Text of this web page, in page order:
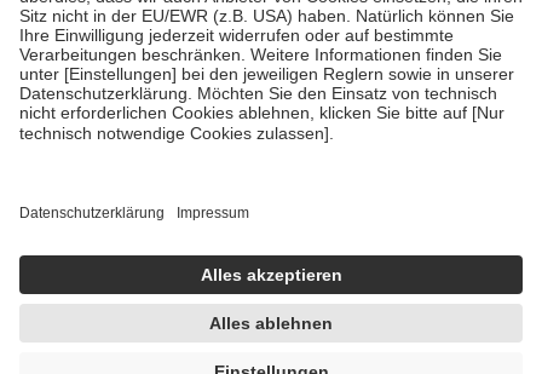
mit Ausnahme der Fahrkosten
• Untersuchungen zur Vorsorge und Früherkennung, die von der
GKV getragen werden
• empfohlenen Schutzimpfungen
• Harn- und Blutteststreifen
getroffen, um sicherzustellen, dass es sich um echte Bewertungen
https://help.etrusted.com/hc/de/articles/4419944605341
Einige Bilder und Inhalte wurden unter Zuhilfenahme künstlicher